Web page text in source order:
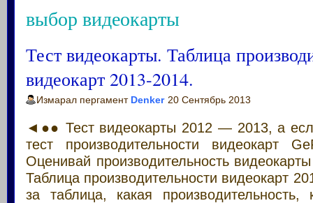
выбор видеокарты
Тест видеокарты. Таблица
видеокарт 2013-2014.
Измарал пергамент Denker 20 Сентябрь 2013
◄●● Тест видеокарты 2012 — 2013, а
тест производительности видеокарт
Оценивай производительность
Таблица производительности видеокарт
за таблица, какая производительность,